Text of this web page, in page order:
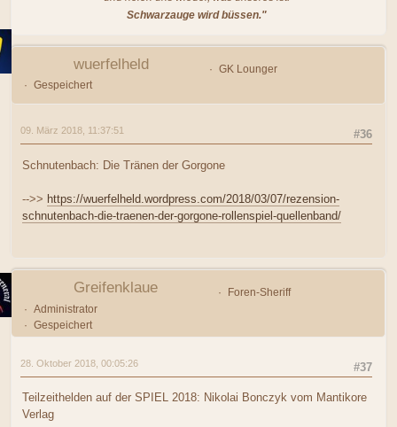
Schwarzauge wird büssen."
wuerfelheld
GK Lounger
Gespeichert
#36
09. März 2018, 11:37:51
Schnutenbach: Die Tränen der Gorgone
-->> https://wuerfelheld.wordpress.com/2018/03/07/rezension-
schnutenbach-die-traenen-der-gorgone-rollenspiel-quellenband/
Greifenklaue
Foren-Sheriff
Administrator
Gespeichert
#37
28. Oktober 2018, 00:05:26
Teilzeithelden auf der SPIEL 2018: Nikolai Bonczyk vom Mantikore
Verlag